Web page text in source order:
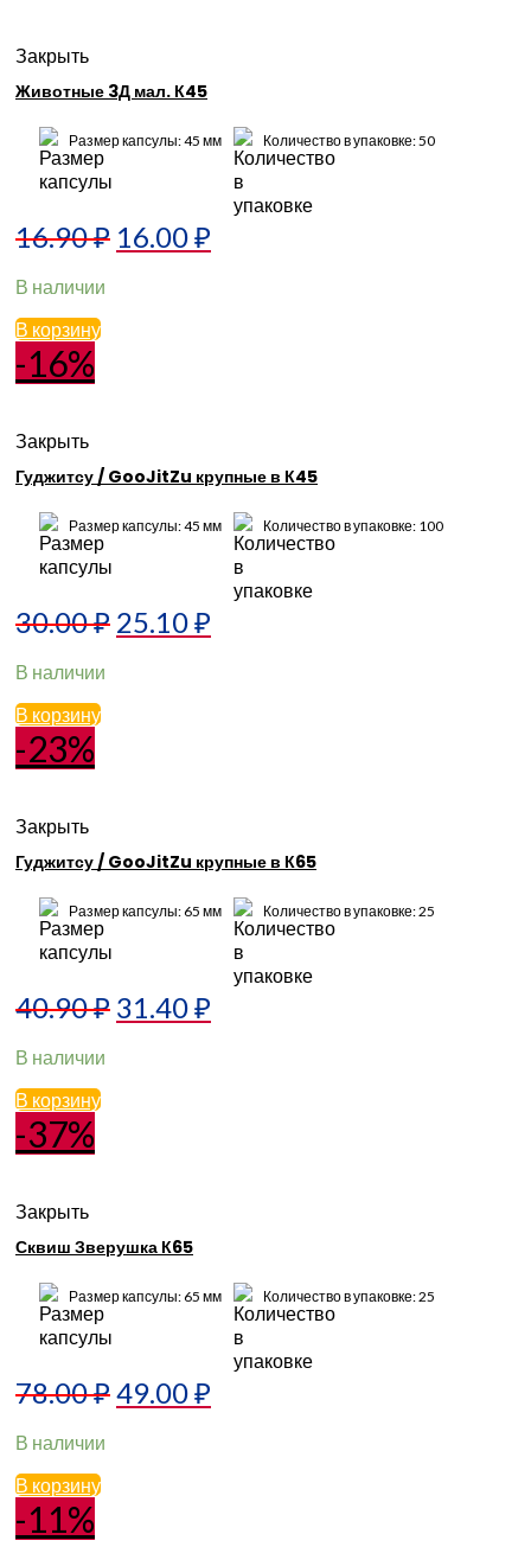
Закрыть
Животные 3Д мал. К45
Размер капсулы: 45 мм Количество в упаковке: 50
16.90₽ 16.00₽
В наличии
В корзину
-16%
Закрыть
Гуджитсу / GooJitZu крупные в К45
Размер капсулы: 45 мм Количество в упаковке: 100
30.00₽ 25.10₽
В наличии
В корзину
-23%
Закрыть
Гуджитсу / GooJitZu крупные в К65
Размер капсулы: 65 мм Количество в упаковке: 25
40.90₽ 31.40₽
В наличии
В корзину
-37%
Закрыть
Сквиш Зверушка К65
Размер капсулы: 65 мм Количество в упаковке: 25
78.00₽49.00₽
В наличии
В корзину
-11%